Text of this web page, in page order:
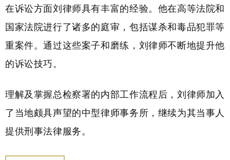
在诉讼方面刘律师具有丰富的经验。他在高等法院和
国家法院进行了诸多的庭审，包括谋杀和毒品犯罪等
重案件。通过这些案子和磨练，刘律师不断地提升他
的诉讼技巧。
理解及掌握总检察署的内部工作流程后，刘律师加入
了当地颇具声望的中型律师事务所，继续为其当事人
提供刑事法律服务。